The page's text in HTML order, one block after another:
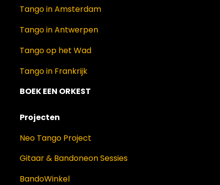
Tango in Amsterdam
Tango in Antwerpen
Tango op het Wad
Tango in Frankrijk
BOEK EEN ORKEST
Projecten
Neo Tango Project
Gitaar & Bandoneon Sessies
BandoWinkel